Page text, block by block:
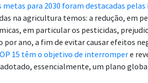
metas para 2030 foram destacadas pelas
na agricultura temos: a redução, em
em particular os pesticidas,
por ano, a fim de evitar causar efeitos
15 têm o objetivo de interrompere
essencialmente, um plano